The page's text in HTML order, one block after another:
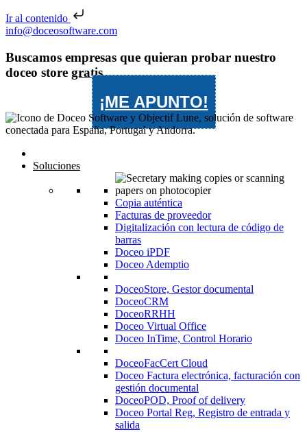
Ir al contenido
Saltar al contenido
info@doceosoftware.com
Buscamos empresas que quieran probar nuestro
doceo store gratis
¡ME APUNTO!
Soluciones
Copia auténtica
Facturas de proveedor
Digitalización con lectura de código de
barras
Doceo iPDF
Doceo Ademptio
DoceoStore, Gestor documental
DoceoCRM
DoceoRRHH
Doceo Virtual Office
Doceo InTime, Control Horario
DoceoFacCert Cloud
Doceo Factura electrónica, facturación con
gestión documental
DoceoPOD, Proof of delivery
Doceo Portal Reg, Registro de entrada y
salida